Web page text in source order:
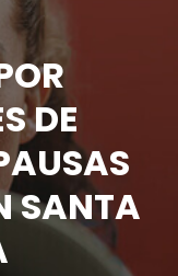
DE
SANTA